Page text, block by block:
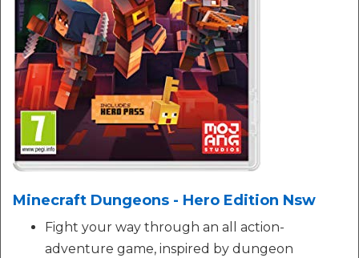
Minecraft Dungeons - Hero Edition Nsw
Fight your way through an all action-
adventure game, inspired by dungeon